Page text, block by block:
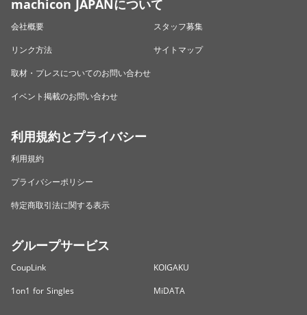
machicon JAPANについて
会社概要
スタッフ募集
リンク方法
サイトマップ
取材・プレスについてのお問い合わせ
イベント掲載のお問い合わせ
利用規約とプライバシー
利用規約
プライバシーポリシー
特定商取引法に関する表示
グループサービス
CoupLink
KOIGAKU
1on1 for Singles
MiDATA